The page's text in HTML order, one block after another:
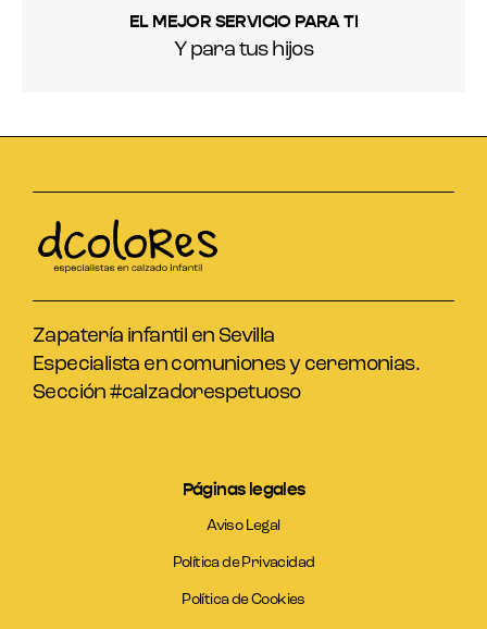
EL MEJOR SERVICIO PARA TI
Y para tus hijos
Zapatería infantil en Sevilla
Especialista en comuniones y ceremonias.
Sección #calzadorespetuoso
Páginas legales
Aviso Legal
Política de Privacidad
Política de Cookies